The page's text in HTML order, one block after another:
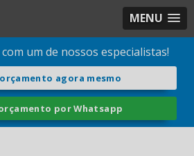
MENU
um de nossos especialistas!
orçamento agora mesmo
por Whatsapp